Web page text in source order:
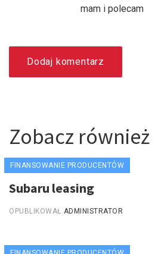
mam i polecam
Dodaj komentarz
Zobacz również
FINANSOWANIE PRODUCENTÓW
Subaru leasing
OPUBLIKOWAŁ ADMINISTRATOR